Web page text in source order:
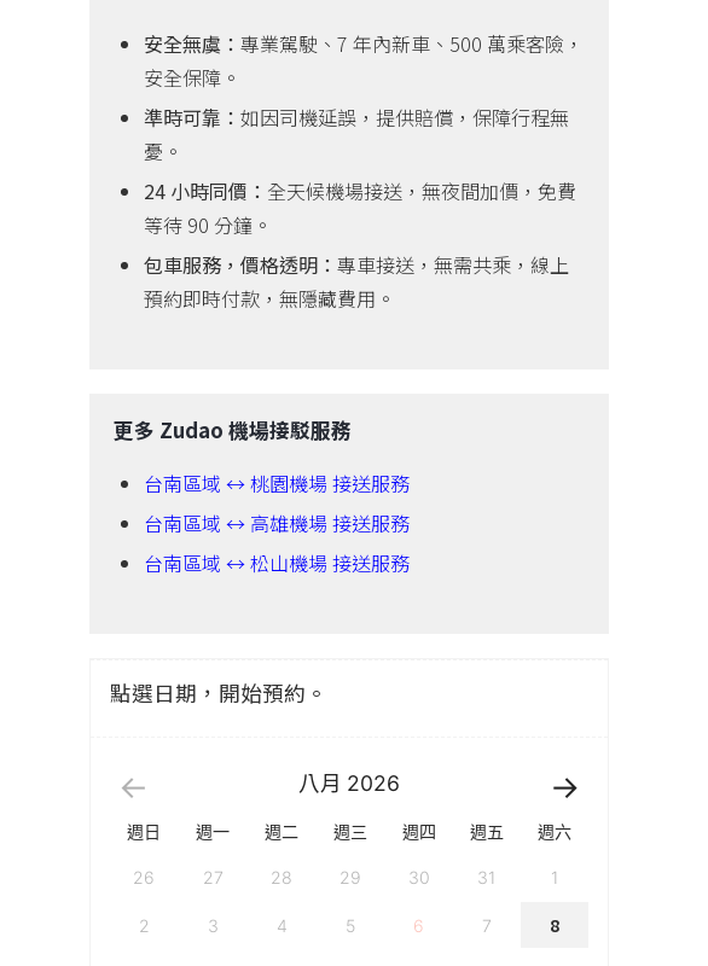
安全無虞： 專業駕駛、7 年內新車、500 萬乘客險，
安全保障。
準時可靠： 如因司機延誤，提供賠償，保障行程無
憂。
24 小時同價： 全天候機場接送，無夜間加價，免費
等待 90 分鐘。
包車服務，價格透明： 專車接送，無需共乘，線上
預約即時付款，無隱藏費用。
更多 Zudao 機場接駁服務
台南區域 ↔ 桃園機場 接送服務
台南區域 ↔ 高雄機場 接送服務
台南區域 ↔ 松山機場 接送服務
點選日期，開始預約。
八月 2026
週日 週一 週二 週三 週四 週五 週六
26 27 28 29 30 31 1
2 3 4 5 6 7
8